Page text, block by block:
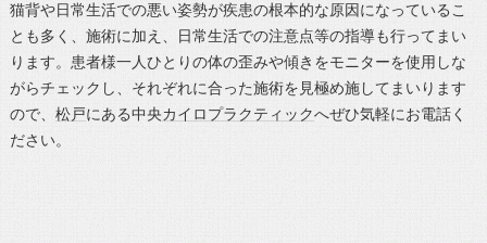
猫背や日常生活での悪い姿勢が疾患の根本的な原因になっているこ
とも多く、施術に加え、日常生活での注意点等の指導も行ってまい
ります。患者様一人ひとりの体の歪みや傾きをモニターを使用しな
がらチェックし、それぞれに合った施術を見極め施してまいります
ので、 松戸にある中央カイロプラクティックへぜひ気軽にお電話く
ださい。